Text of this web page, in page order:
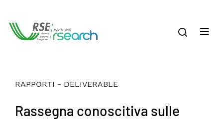
RAPPORTI - DELIVERABLE
Rassegna conoscitiva sulle